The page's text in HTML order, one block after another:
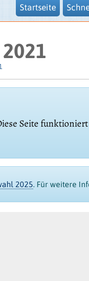
Startseite
Seite
2025. Für weitere